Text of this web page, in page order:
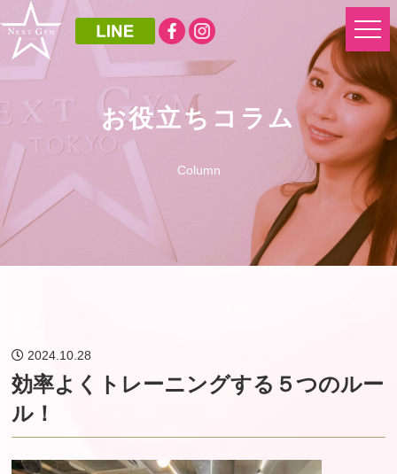
お役立ちコラム
Column
2024.10.28
効率よくトレーニングする５つのルー
ル！